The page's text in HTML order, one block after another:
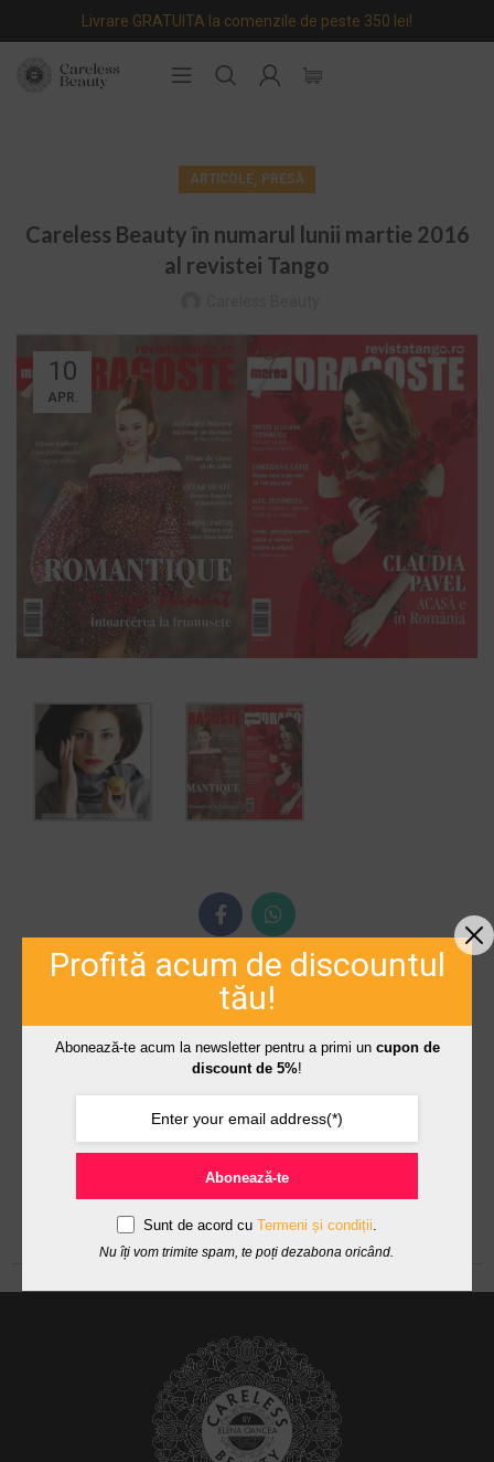
Livrare GRATUITA la comenzile de peste 350 lei!
ARTICOLE, PRESĂ
Careless Beauty în numarul lunii martie 2016
al revistei Tango
10
APR.
Profită acum de discountul
tău!
Abonează-te acum la newsletter pentru a primi un cupon de
discount de 5%!
Abonează-te
Sunt de acord cu Termeni și condiții.
Nu îți vom trimite spam, te poți dezabona oricând.